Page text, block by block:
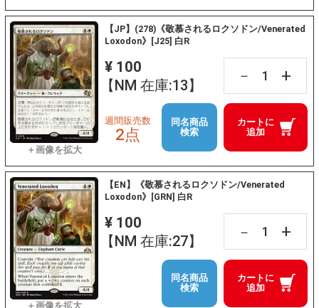
【JP】(278)《敬慕されるロクソドン/Venerated
Loxodon》[J25] 白R
¥ 100
【NM 在庫:13】
－ +
カートに
追加
週間販売数
2点
同名商品
検索
【EN】《敬慕されるロクソドン/Venerated
Loxodon》[GRN] 白R
¥ 100
【NM 在庫:27】
－ +
カートに
追加
同名商品
検索